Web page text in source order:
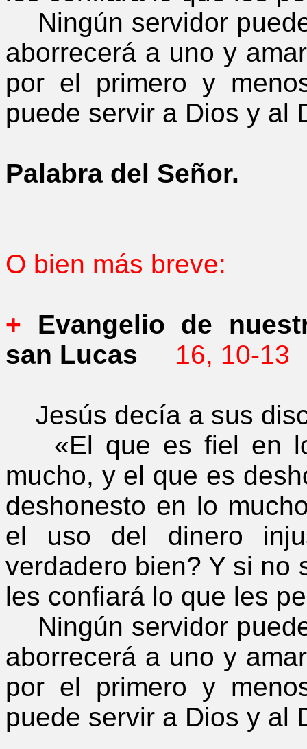
Ningún servidor
aborrecerá a uno y
por el primero y
puede servir a Dios y al
Palabra del Señor.
O bien más breve:
+ Evangelio de
san Lucas
16, 10-13
Jesús decía a sus
«El que es fiel en lo
mucho, y el que es
deshonesto en lo
el uso del dinero
verdadero bien? Y si no
les confiará lo que les
Ningún servidor
aborrecerá a uno y
por el primero y
puede servir a Dios y al